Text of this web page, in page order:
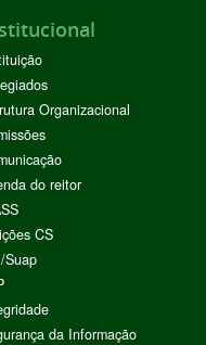
Organizacional
do reitor
CS
Suap
da Informação